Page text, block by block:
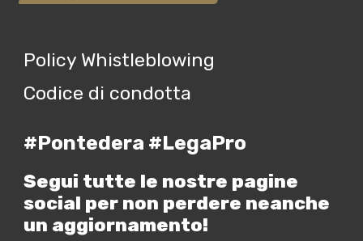
Policy Whistleblowing
Codice di condotta
#Pontedera #LegaPro
Segui tutte le nostre pagine
social per non perdere neanche
un aggiornamento!